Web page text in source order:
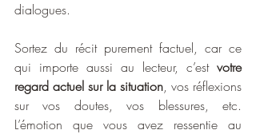
dialogues.
Sortez du récit purement factuel, car ce
qui importe aussi au lecteur, c’est votre
regard actuel sur la situation, vos réflexions
sur vos doutes, vos blessures, etc.
L’émotion que vous avez ressentie au